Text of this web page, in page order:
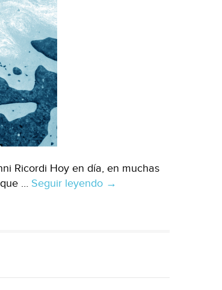
Ricordi Hoy en día, en muchas
… Seguir leyendo Global
→